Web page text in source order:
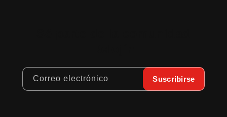
Correo electrónico Suscribirse